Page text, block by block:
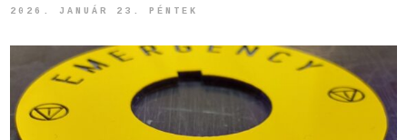
2026. JANUÁR 23. PÉNTEK